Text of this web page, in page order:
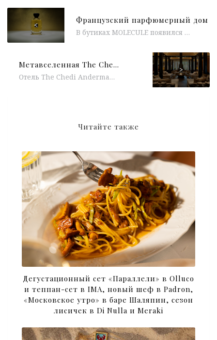
<
В бутиках MOLECULE появился новый бренд — парфюмерный дом Atelier Des Ors. Марка олицетворяет собой мастерскую ароматов, которая объединяет в себе великолепие высокой...
Метавселенная The Chedi Andermatt и Worldline
Отель The Chedi Andermatt задает диджитал тренды в сфере отельного бизнеса и переносится в метавселенную. Теперь все желающие смогут посетить виртуальный шоурум и забронировать три...
>
Читайте также
Дегустационный сет «Параллели» в Olluco
и теппан-сет в IMA, новый шеф в Padron,
«Московское утро» в баре Шаляпин, сезон
лисичек в Di Nulla и Meraki